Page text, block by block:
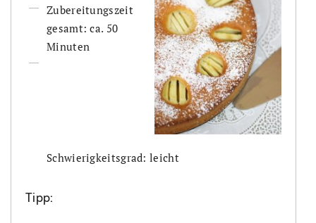
Zubereitungszeit
gesamt: ca. 50
Minuten
Schwierigkeitsgrad: leicht
Tipp: